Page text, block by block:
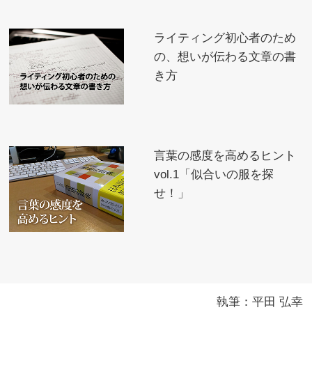
ライティング初心者のため
の、想いが伝わる文章の書
き方
言葉の感度を高めるヒント
vol.1「似合いの服を探
せ！」
執筆：平田 弘幸